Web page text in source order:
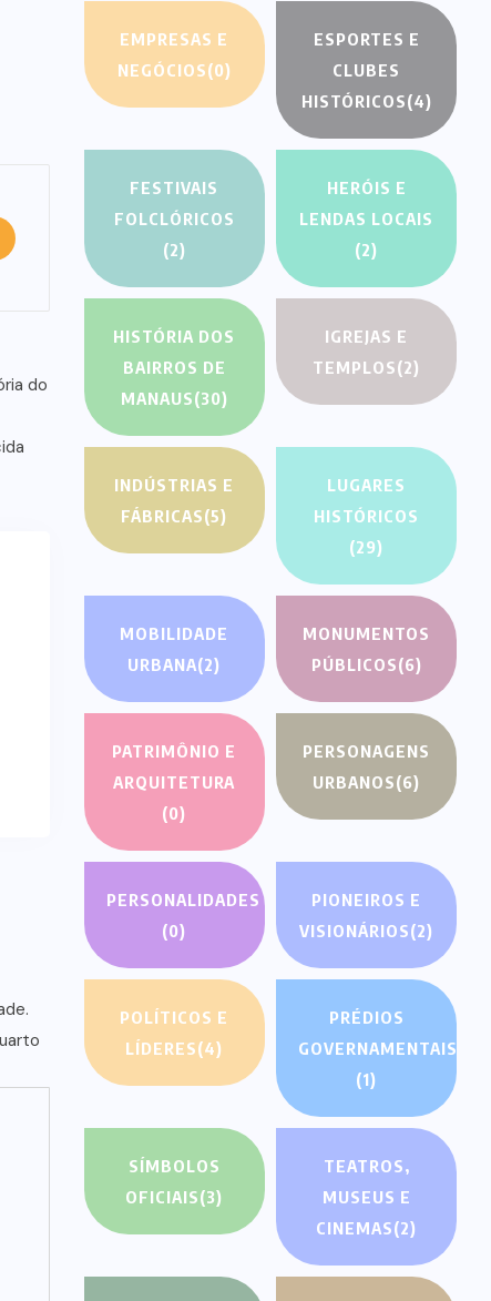
EMPRESAS E
NEGÓCIOS(0)
ESPORTES E
CLUBES
HISTÓRICOS(4)
FESTIVAIS
FOLCLÓRICOS
(2)
HERÓIS E
LENDAS LOCAIS
(2)
HISTÓRIA DOS
BAIRROS DE
MANAUS(30)
IGREJAS E
TEMPLOS(2)
INDÚSTRIAS E
FÁBRICAS(5)
LUGARES
HISTÓRICOS
(29)
MOBILIDADE
URBANA(2)
MONUMENTOS
PÚBLICOS(6)
PATRIMÔNIO E
ARQUITETURA
(0)
PERSONAGENS
URBANOS(6)
PERSONALIDADES
(0)
PIONEIROS E
VISIONÁRIOS(2)
POLÍTICOS E
LÍDERES(4)
PRÉDIOS
GOVERNAMENTAIS
(1)
SÍMBOLOS
OFICIAIS(3)
TEATROS,
MUSEUS E
CINEMAS(2)